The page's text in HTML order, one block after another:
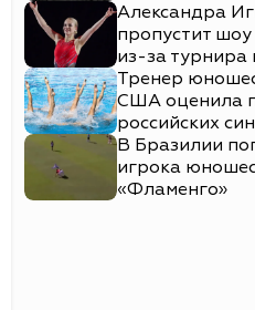
Александра
пропустит
из-за турнира
Тренер
США оценила
российских
В Бразилии
игрока
«Фламенго»